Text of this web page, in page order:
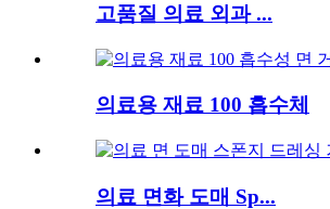
고품질 의료 외과 ...
의료용 재료 100 흡수체
의료 면화 도매 Sp...